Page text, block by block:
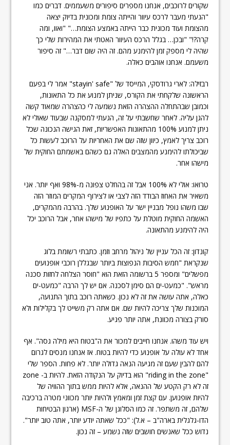
שקורים לרוכבים, אנחנו מספרים סיפורים משעממים. דברים כמו
"הגעתי מעבר לרכס עיוור והייתה צומת ומכונית בדיוק יצאה
מהצומת ועוד מכונית כבר הייתה באמצע הצומת…" "ואוו, ומה
קרה?!" "ובכן… בגלל הרכס העיוור האטתי את המהירות שלי כך
שהיה לי מספק זמן להימנע מהם. זה היה שום דבר…" זה סיפור
משעמם. אנחנו אוהבים כאלה.
רבזילה: לארי גרודסקי, המייסד של "stayin' safe" אמר לי בפעם
הראשונה שלקחתי את הקורס, שניתן למנוע את כל התאונות,
וכמובן שבהתחלה ההצהרה הזאת נשמעה לי כהצהרה שמאוד קשה
להגן עליה. לאחר שחשבתי על זה, הגעתי למסקנה שבעוד שאולי לא
ניתן למנוע 100% מהתאונות האפשריות, זאת הגישה הנכונה שכל
רוכב צריך לאמץ, כיוון שזה שם את האחריות על הרוכב לעשות כל
שביכולתו להימנע מהמצבים האלה גם כשהם באשמתם החוקית של
מישהו אחר.
טרואו: אולי לא 100% אבל זה בהחלט צפונה מ-98% ואף יותר. אני
משאיר את האחוז הבודד הזה לצבי או לצירוף המקרים המוזר הזה
שבו משהו נופל מבניין ישר על האופנוע שלך. בהרבה מהמקרים,
האשמה החוקית מוטלת על כתפיו של מישהו אחר, אבל הרוכב יכל
היה להימנע מהתאונה.
קונדון: זה הכל עניין של ניהול מרחב וזמן. כתבתי רשומת בלוג
שנקראת "חמש הסיבות הנפוצות ביותר שבגללן רוכבי אופנועים
מפשלים" ומספר 5 ברשומה הזאת הוא "חוסר הצלחה לחזות סכנה
מראש". "כמעט-ים הם סימן לסכנה. אם יש לך הרבה "כמעט-ים
כאלה, אתה עושה את זה לא נכון. כשאתה רוכב בתוך התנועה,
המוכנות שלך צריכה להיות שם. אם אתה רק משייט לך בקלילות ולא
סורק בצורה מכוונת, אתה יותר פגיע.
ויש עוד משהו. אנחנו חייבים למכור את ה"בטוח היא מילה גסה". אף
אחד לא עולה על אופנוע כדי להיות בטוח. אז אנחנו מנסים לגרום
להם להבין שעם זה מגיעה הנאה גדולה יותר. לא פחות. הספר שלי
"riding in the zone" הוא בדיוק על הנקודה הזאת. להיות ב- zone
זה לא רק הקטע של ההנאה, אלא להיות ממש בתוך ההוויה של
להיות אופנוען. עם קצת זמן ומאמץ ולהיות יותר מכווני מטרה ברכיבה
שלהם, זה משתפר. זה כמו הסלוגן של ה-MSF (ארגון הבטיחות
הדו-גלגלית בארה"ב – א.ל): "ככל שאתה יודע יותר, אתה טוב יותר".
נדוש ככל שאנשים חושבים שזה נשמע – זה נכון.